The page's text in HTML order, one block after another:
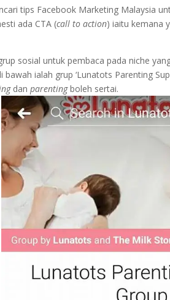
tips Facebook Marketing Malaysia
ada CTA (call to action) iaitu kemana
sosial untuk pembaca pada niche
ialah grup ‘Lunatots Parenting
danparentingboleh sertai.